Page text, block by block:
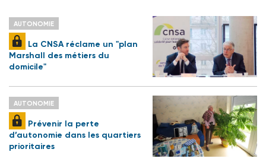
AUTONOMIE
La CNSA réclame un "plan
Marshall des métiers du
domicile"
AUTONOMIE
Prévenir la perte
d’autonomie dans les quartiers
prioritaires